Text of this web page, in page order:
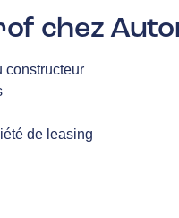
chez
constructeur
de leasing